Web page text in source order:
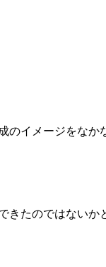
のイメージをな
きたのではないか